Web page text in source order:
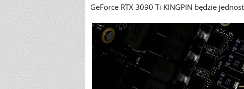
GeForce RTX 3090 Ti KINGPIN będzie